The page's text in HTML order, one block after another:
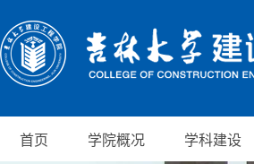
首页 学院概况 学科建设